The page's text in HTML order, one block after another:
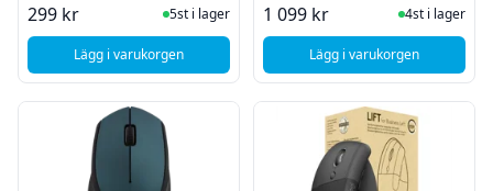
299 kr I Lager
5st i lager
Lägg i varukorgen, Logitech M240 Silent - Bluetooth - Svart
1 099 kr I Lager
4st i lager
Lägg i varukorgen
, Logitech MX